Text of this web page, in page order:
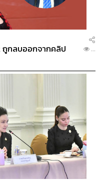
กลบออกจากคลิป
...